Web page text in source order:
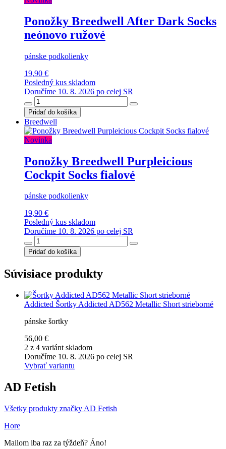
Ponožky Breedwell After Dark Socks
neónovo ružové
pánske podkolienky
19,90 €
Posledný kus skladom
Doručíme 10. 8. 2026 po celej SR
Pridať do košíka
Breedwell
Novinka
Ponožky Breedwell Purpleicious
Cockpit Socks fialové
pánske podkolienky
19,90 €
Posledný kus skladom
Doručíme 10. 8. 2026 po celej SR
Pridať do košíka
Súvisiace produkty
Addicted Šortky Addicted AD562 Metallic Short strieborné
pánske šortky
56,00 €
2 z 4 variánt skladom
Doručíme 10. 8. 2026 po celej SR
Vybrať variantu
AD Fetish
Všetky produkty značky AD Fetish
Hore
Mailom iba raz za týždeň? Áno!